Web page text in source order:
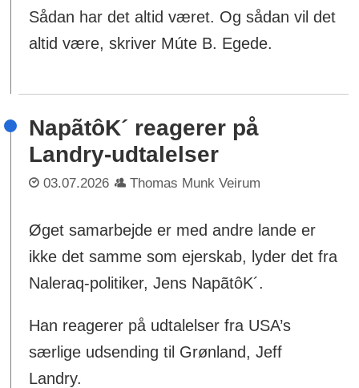
Sådan har det altid været. Og sådan vil det
altid være, skriver Múte B. Egede.
NapãtôK´ reagerer på
Landry-udtalelser
03.07.2026 Thomas Munk Veirum
Øget samarbejde er med andre lande er
ikke det samme som ejerskab, lyder det fra
Naleraq-politiker, Jens NapãtôK´.
Han reagerer på udtalelser fra USA’s
særlige udsending til Grønland, Jeff
Landry.